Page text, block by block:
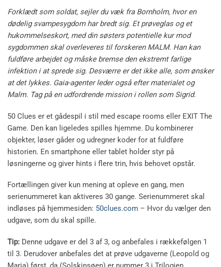
Forklædt som soldat, sejler du væk fra Bornholm, hvor en
dødelig svampesygdom har bredt sig. Et prøveglas og et
hukommelseskort, med din søsters potentielle kur mod
sygdommen skal overleveres til forskeren MALM. Han kan
fuldføre arbejdet og måske bremse den ekstremt farlige
infektion i at sprede sig. Desværre er det ikke alle, som ønsker
at det lykkes. Gaia-agenter leder også efter materialet og
Malm. Tag på en udfordrende mission i rollen som Sigrid.
50 Clues er et gådespil i stil med escape rooms eller EXIT The
Game. Den kan ligeledes spilles hjemme. Du kombinerer
objekter, løser gåder og udregner koder for at fuldføre
historien. En smartphone eller tablet holder styr på
løsningerne og giver hints i flere trin, hvis behovet opstår.
Fortællingen giver kun mening at opleve en gang, men
serienummeret kan aktiveres 30 gange. Serienummeret skal
indløses på hjemmesiden: 50clues.com – Hvor du vælger den
udgave, som du skal spille.
Tip: Denne udgave er del 3 af 3, og anbefales i rækkefølgen 1
til 3. Derudover anbefales det at prøve udgaverne (Leopold og